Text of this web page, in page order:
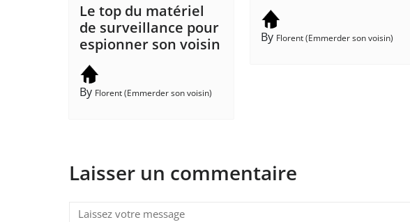
Le top du matériel
de surveillance pour
espionner son voisin
By Florent (Emmerder son voisin)
By Florent (Emmerder son voisin)
Laisser un commentaire